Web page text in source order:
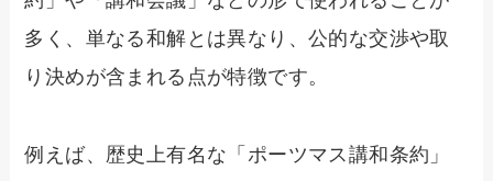
多く、単なる和解とは異なり、公的な交渉や取
り決めが含まれる点が特徴です。
例えば、歴史上有名な「ポーツマス講和条約」